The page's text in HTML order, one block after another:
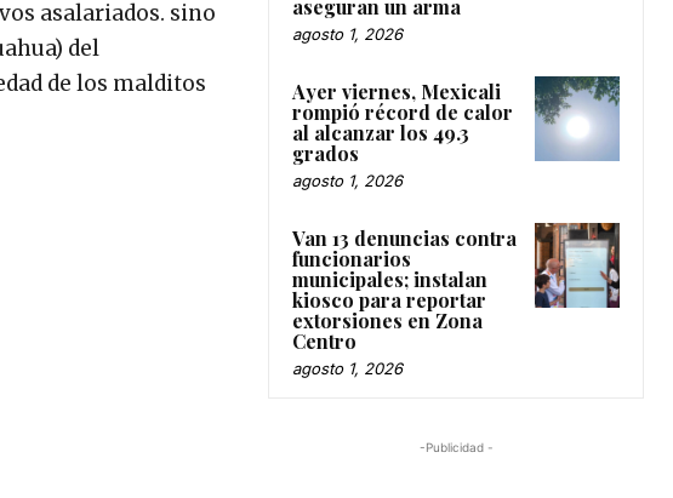
asalariados. sino
del
de los malditos
aseguran un arma
agosto 1, 2026
Ayer viernes, Mexicali
rompió récord de calor
al alcanzar los 49.3
grados
agosto 1, 2026
Van 13 denuncias contra
funcionarios
municipales; instalan
kiosco para reportar
extorsiones en Zona
Centro
agosto 1, 2026
-Publicidad -